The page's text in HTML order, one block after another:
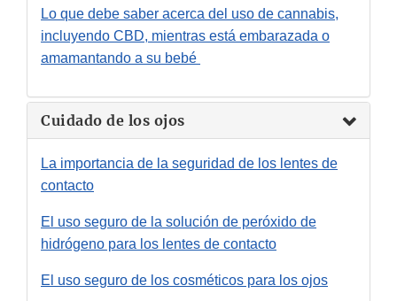
Lo que debe saber acerca del uso de cannabis,
incluyendo CBD, mientras está embarazada o
amamantando a su bebé
Cuidado de los ojos
La importancia de la seguridad de los lentes de
contacto
El uso seguro de la solución de peróxido de
hidrógeno para los lentes de contacto
El uso seguro de los cosméticos para los ojos